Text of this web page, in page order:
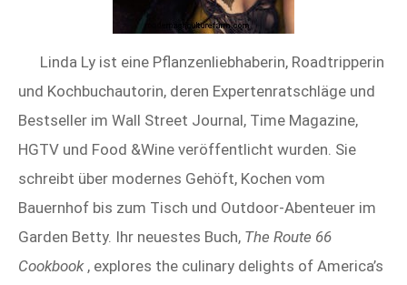
Linda Ly ist eine Pflanzenliebhaberin, Roadtripperin
und Kochbuchautorin, deren Expertenratschläge und
Bestseller im Wall Street Journal, Time Magazine,
HGTV und Food &Wine veröffentlicht wurden. Sie
schreibt über modernes Gehöft, Kochen vom
Bauernhof bis zum Tisch und Outdoor-Abenteuer im
Garden Betty. Ihr neuestes Buch, The Route 66
Cookbook, explores the culinary delights of America’s